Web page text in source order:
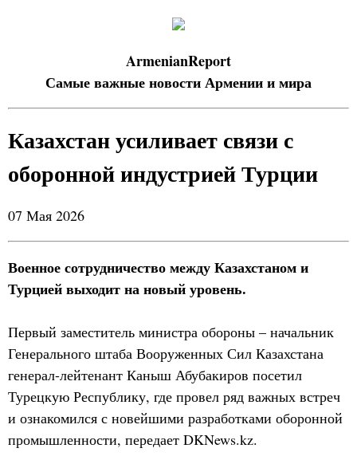
ArmenianReport
Самые важные новости Армении и мира
Казахстан усиливает связи с
оборонной индустрией Турции
07 Мая 2026
Военное сотрудничество между Казахстаном и
Турцией выходит на новый уровень.
Первый заместитель министра обороны – начальник
Генерального штаба Вооруженных Сил Казахстана
генерал-лейтенант Каныш Абубакиров посетил
Турецкую Республику, где провел ряд важных встреч
и ознакомился с новейшими разработками оборонной
промышленности, передает DKNews.kz.